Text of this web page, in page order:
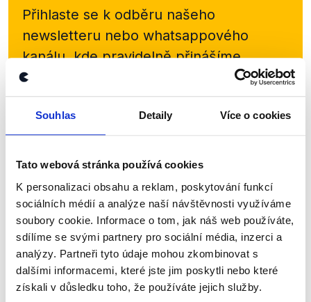
Souhlas Detaily Více o cookies
Tato webová stránka používá cookies
K personalizaci obsahu a reklam, poskytování funkcí
sociálních médií a analýze naší návštěvnosti využíváme
soubory cookie. Informace o tom, jak náš web používáte,
sdílíme se svými partnery pro sociální média, inzerci a
analýzy. Partneři tyto údaje mohou zkombinovat s
dalšími informacemi, které jste jim poskytli nebo které
získali v důsledku toho, že používáte jejich služby.
Přihlaste se k odběru našeho
newsletteru nebo whatsappového
kanálu, kde pravidelně přinášíme
shrnutí nejzajímavějších článků a analýz.
Začněte nás odebírat, a mějte tak
přehled o tom, jaké dezinformace a
nepravdy se zrovna v Česku šíří.
Sociální sítě
Nenechte si ujít nejnovější události